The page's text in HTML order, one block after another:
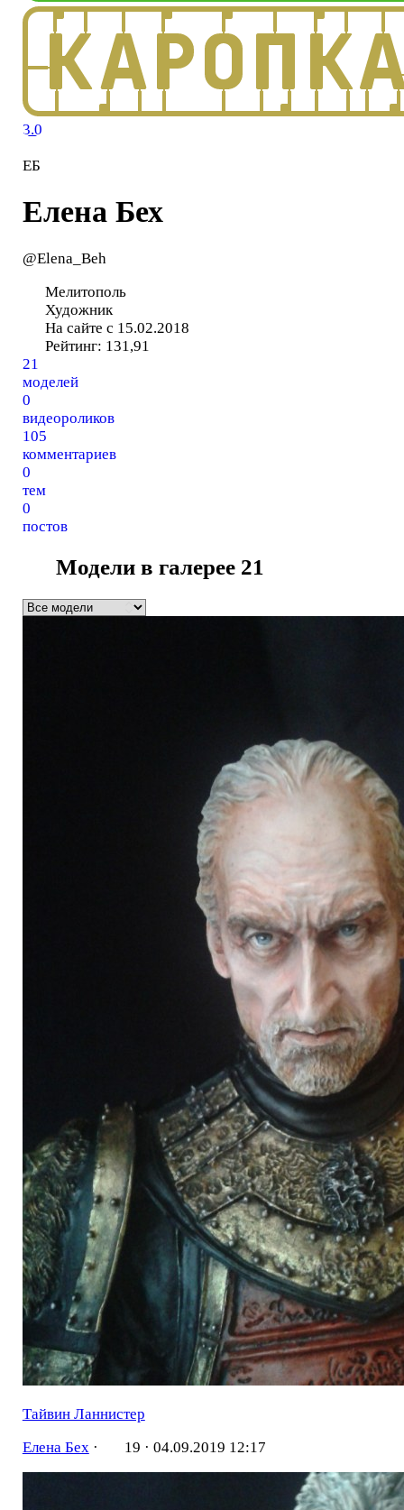
3.0
ЕБ
Елена Бех
@Elena_Beh
Мелитополь
Художник
На сайте с 15.02.2018
Рейтинг: 131,91
21
моделей
0
видеороликов
105
комментариев
0
тем
0
постов
Модели в галерее 21
Тайвин Ланнистер
Елена Бех· 19 · 04.09.2019 12:17